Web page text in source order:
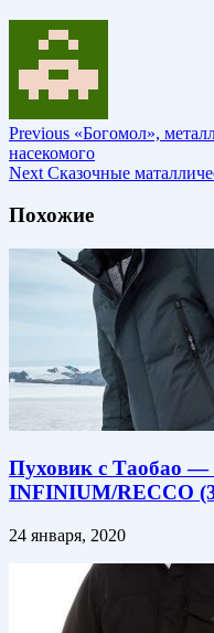
Previous «Богомол»,
насекомого
Next Сказочные
Похожие
Пуховик с Таобао —
INFINIUM/RECCO
24 января, 2020